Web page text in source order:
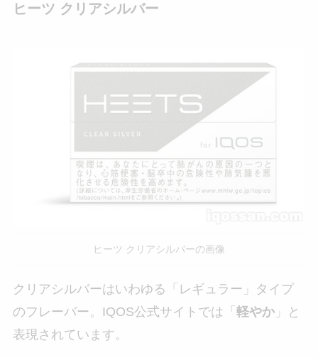
ヒーツ クリアシルバー
ヒーツ クリアシルバーの画像
クリアシルバーはいわゆる「レギュラー」タイプ
のフレーバー。IQOS公式サイトでは「 軽やか」と
表現されています。